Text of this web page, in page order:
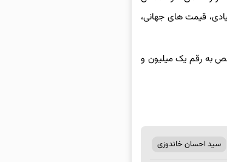
قیمت های جهانی،
افت داشت که در نهایت این شاخص به رقم یک میلیون و
سید احسان خاندوزی